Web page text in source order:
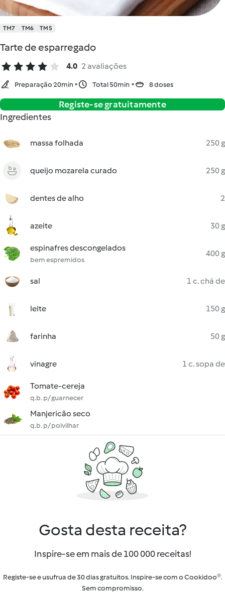
TM7 TM6 TM5
Tarte de esparregado
4.0 2 avaliações
Preparação 20min Total 50min 8 doses
Registe-se gratuitamente
Ingredientes
massa folhada 250 g
queijo mozarela curado 250 g
dentes de alho 2
azeite 30 g
espinafres descongelados
bem espremidos
400 g
sal 1 c. chá de
leite 150 g
farinha 50 g
vinagre 1 c. sopa de
Tomate-cereja
q.b. p/ guarnecer
Manjericão seco
q.b. p/ polvilhar
Gosta desta receita?
Inspire-se em mais de 100 000 receitas!
Registe-se e usufrua de 30 dias gratuitos. Inspire-se com o Cookidoo®.
Sem compromisso.